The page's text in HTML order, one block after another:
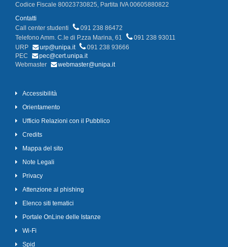
Codice Fiscale 80023730825, Partita IVA 00605880822
Contatti
Call center studenti
091 238 86472
Telefono Amm. C.le di P.zza Marina, 61
091 238 93011
URP
urp@unipa.it
091 238 93666
PEC
pec@cert.unipa.it
Webmaster
webmaster@unipa.it
Accessibilità
Orientamento
Ufficio Relazioni con il Pubblico
Credits
Mappa del sito
Note Legali
Privacy
Attenzione al phishing
Elenco siti tematici
Portale OnLine delle Istanze
Wi-Fi
Spid